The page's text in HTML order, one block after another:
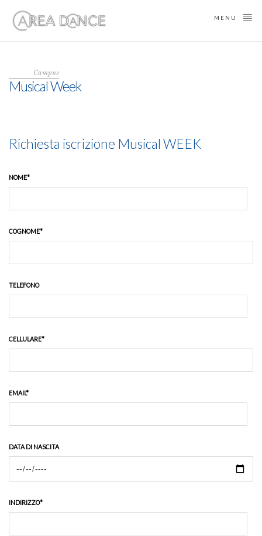
MENU
Campus
Musical Week
Richiesta iscrizione Musical WEEK
NOME*
COGNOME*
TELEFONO
CELLULARE*
EMAIL*
DATA DI NASCITA
INDIRIZZO*